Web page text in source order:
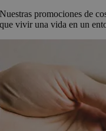
Nuestras promociones de
que vivir una vida en un